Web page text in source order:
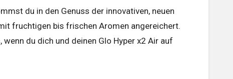
du in den Genuss der innovativen, neuen
fruchtigen bis frischen Aromen angereichert.
du dich und deinen Glo Hyper x2 Air auf